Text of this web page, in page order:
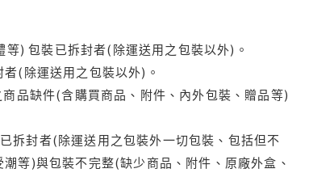
) 包裝已拆封者(除運送用之包裝以外)。
(除運送用之包裝以外)。
品缺件(含購買商品、附件、內外包裝、贈品等)
拆封者(除運送用之包裝外一切包裝、包括但不
等)與包裝不完整(缺少商品、附件、原廠外盒、